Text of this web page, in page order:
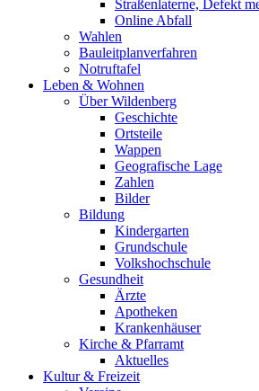
Straßenlaterne, Defekt
Online Abfall
Wahlen
Bauleitplanverfahren
Notruftafel
Leben & Wohnen
Über Wildenberg
Geschichte
Ortsteile
Wappen
Geografische Lage
Zahlen
Bilder
Bildung
Kindergarten
Grundschule
Volkshochschule
Gesundheit
Ärzte
Apotheken
Krankenhäuser
Kirche & Pfarramt
Aktuelles
Kultur & Freizeit